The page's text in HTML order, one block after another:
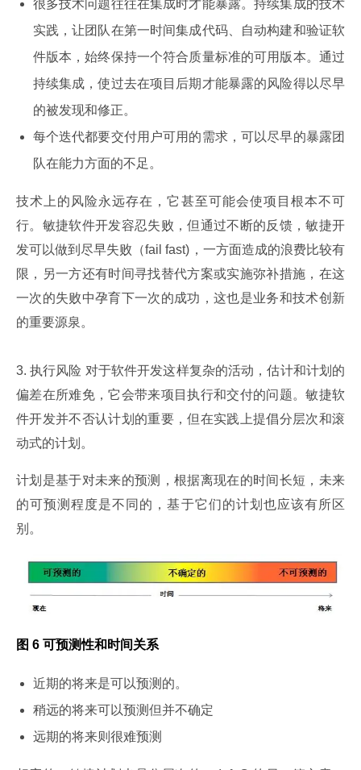
很多技术问题往往在集成时才能暴露。持续集成的技术
实践，让团队在第一时间集成代码、自动构建和验证软
件版本，始终保持一个符合质量标准的可用版本。通过
持续集成，使过去在项目后期才能暴露的风险得以尽早
的被发现和修正。
每个迭代都要交付用户可用的需求，可以尽早的暴露团
队在能力方面的不足。
技术上的风险永远存在，它甚至可能会使项目根本不可
行。敏捷软件开发容忍失败，但通过不断的反馈，敏捷开
发可以做到尽早失败（fail fast)，一方面造成的浪费比较有
限，另一方还有时间寻找替代方案或实施弥补措施，在这
一次的失败中孕育下一次的成功，这也是业务和技术创新
的重要源泉。
3. 执行风险 对于软件开发这样复杂的活动，估计和计划的
偏差在所难免，它会带来项目执行和交付的问题。敏捷软
件开发并不否认计划的重要，但在实践上提倡分层次和滚
动式的计划。
计划是基于对未来的预测，根据离现在的时间长短，未来
的可预测程度是不同的，基于它们的计划也应该有所区
别。
图 6 可预测性和时间关系
近期的将来是可以预测的。
稍远的将来可以预测但并不确定
远期的将来则很难预测